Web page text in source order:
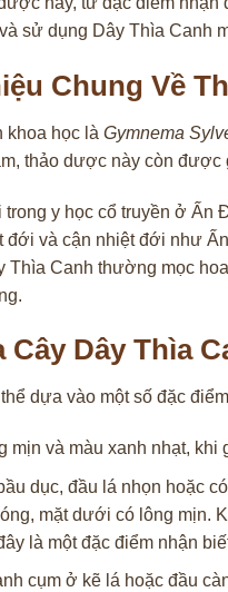
sử dụng Dây Thìa Canh
Chung Về
khoa học là Gymnema
thảo dược này còn được
y học cổ truyền ở Ấn
đới và cận nhiệt đới như
Thìa Canh thường mọc
Dây Thìa
dựa vào một số đặc
mịn và màu xanh nhạt,
dục, đầu lá nhọn hoặc
mặt dưới có lông
là một đặc điểm nhận
cụm ở kẽ lá hoặc đầu